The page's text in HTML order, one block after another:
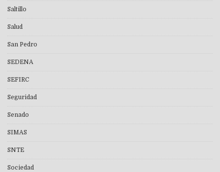
Saltillo
Salud
San Pedro
SEDENA
SEFIRC
Seguridad
Senado
SIMAS
SNTE
Sociedad